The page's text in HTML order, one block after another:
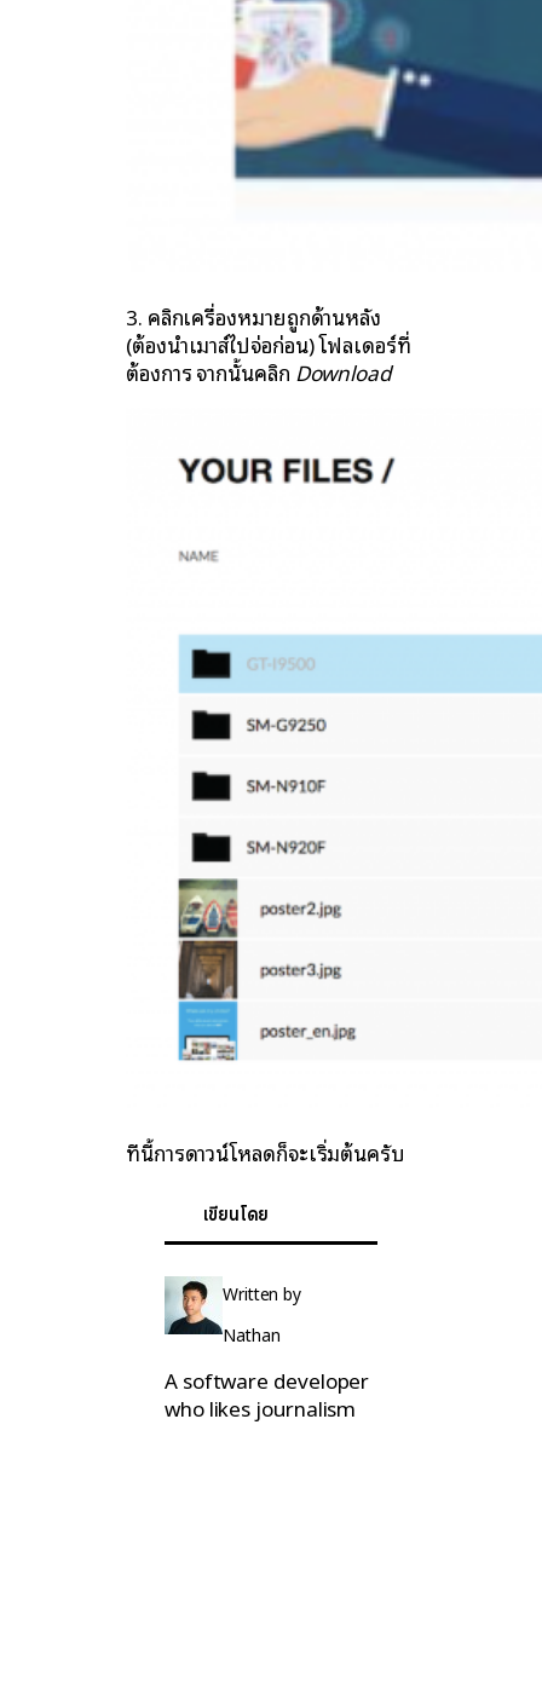
3. คลิกเครื่องหมายถูกด้านหลัง
(ต้องนำเมาส์ไปจ่อก่อน) โฟลเดอร์ที่
ต้องการ จากนั้นคลิก Download
ทีนี้การดาวน์โหลดก็จะเริ่มต้นครับ
เขียนโดย
Written by
Nathan
A software developer
who likes journalism